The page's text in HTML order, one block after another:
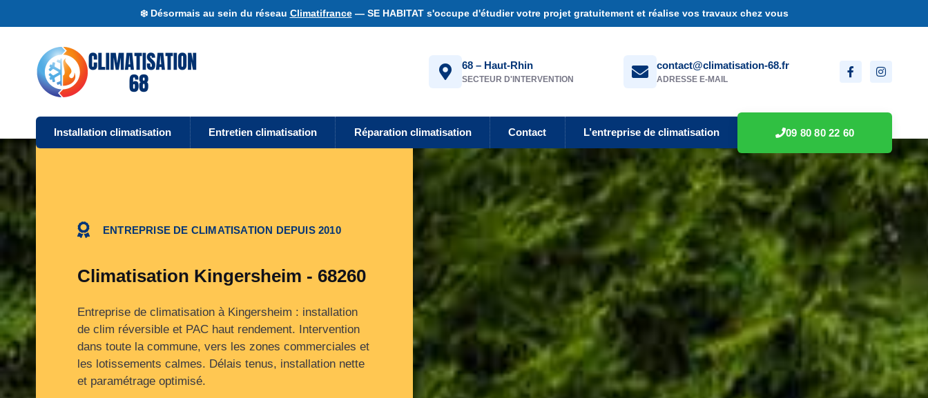
❄️ Désormais au sein du réseau Climatifrance— SE HABITAT s'occupe d'étudier votre projet gratuitement et réalise vos travaux chez vous
68 – Haut-Rhin
SECTEUR D'INTERVENTION
contact@climatisation-68.fr
ADRESSE E-MAIL
Installation climatisation Entretien climatisation Réparation climatisation Contact L’entreprise de climatisation 09 80 80 22 60
ENTREPRISE DE CLIMATISATION DEPUIS 2010
Climatisation Kingersheim - 68260
Entreprise de climatisation à Kingersheim : installation
de clim réversible et PAC haut rendement. Intervention
dans toute la commune, vers les zones commerciales et
les lotissements calmes. Délais tenus, installation nette
et paramétrage optimisé.